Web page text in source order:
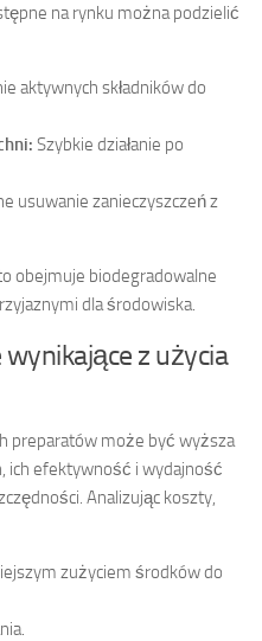
na rynku można podzielić
aktywnych składników do
Szybkie działanie po
usuwanie zanieczyszczeń z
obejmuje biodegradowalne
dla środowiska.
z użycia
preparatów może być wyższa
ich efektywność i wydajność
Analizując koszty,
zużyciem środków do